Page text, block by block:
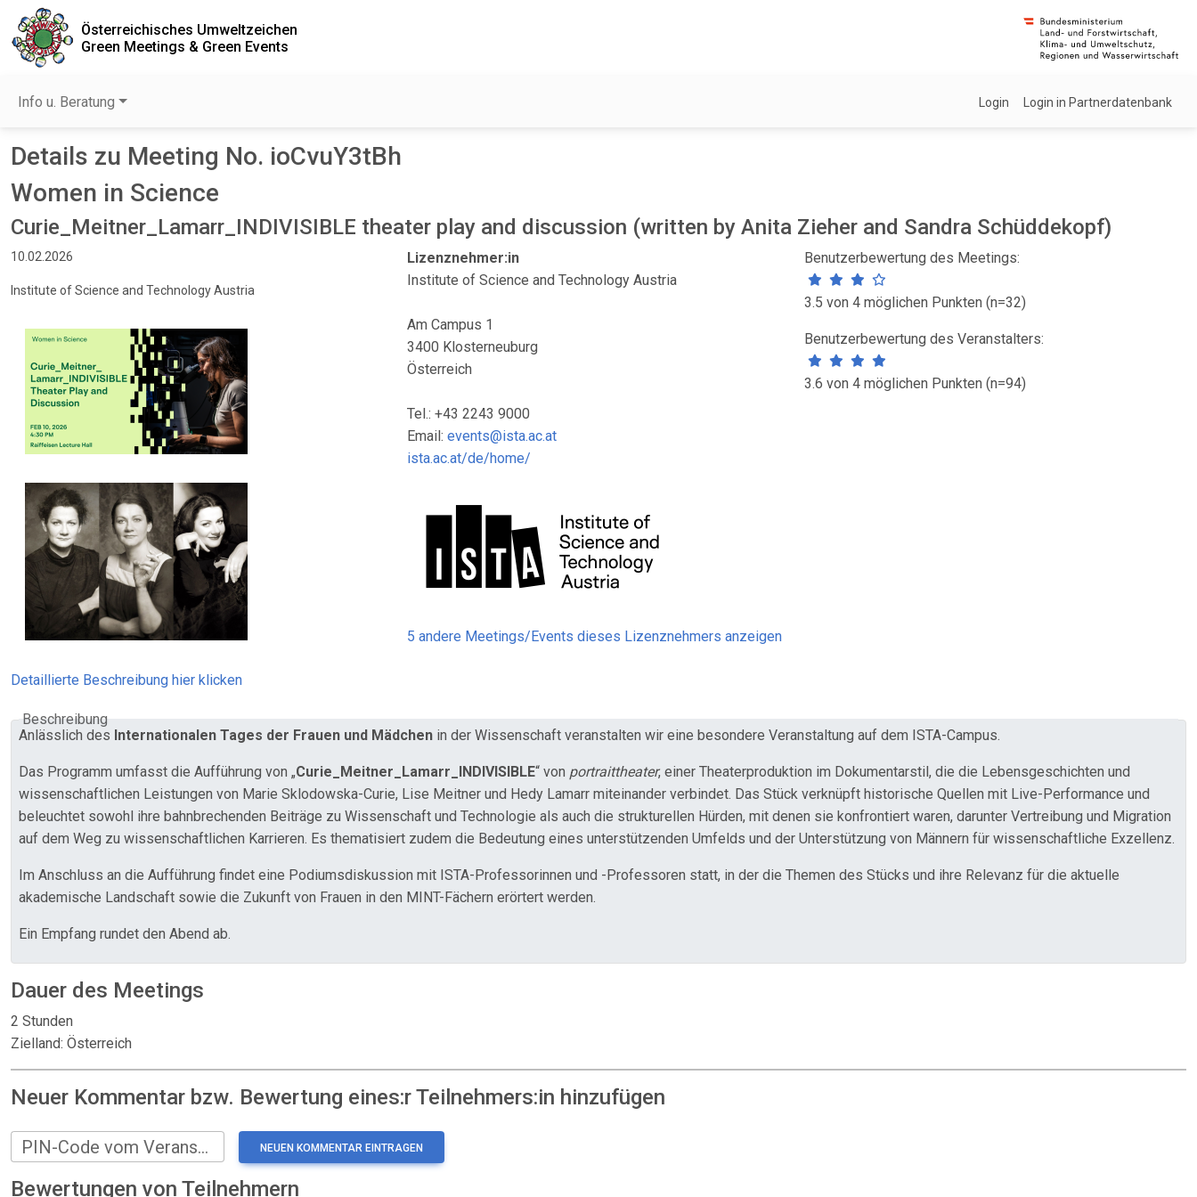
Österreichisches Umweltzeichen
Green Meetings & Green Events
Info u. Beratung Login Login in Partnerdatenbank
Details zu Meeting No. ioCvuY3tBh
Women in Science
Curie_Meitner_Lamarr_INDIVISIBLE theater play and discussion (written by Anita Zieher and Sandra Schüddekopf)
10.02.2026
Institute of Science and Technology Austria
Detaillierte Beschreibung hier klicken
Lizenznehmer:in
Institute of Science and Technology Austria
Am Campus 1
3400 Klosterneuburg
Österreich
Tel.: +43 2243 9000
Email:events@ista.ac.at
ista.ac.at/de/home/
5 andere Meetings/Events dieses Lizenznehmers anzeigen
Benutzerbewertung des Meetings:
3.5 von 4 möglichen Punkten (n=32)
Benutzerbewertung des Veranstalters:
3.6 von 4 möglichen Punkten (n=94)
Beschreibung
Anlässlich des Internationalen Tages der Frauen und Mädchen in der Wissenschaft veranstalten wir eine besondere Veranstaltung auf dem ISTA-Campus.
Das Programm umfasst die Aufführung von „Curie_Meitner_Lamarr_INDIVISIBLE“ von portraittheater, einer Theaterproduktion im Dokumentarstil, die die Lebensgeschichten und
wissenschaftlichen Leistungen von Marie Sklodowska-Curie, Lise Meitner und Hedy Lamarr miteinander verbindet. Das Stück verknüpft historische Quellen mit Live-Performance und
beleuchtet sowohl ihre bahnbrechenden Beiträge zu Wissenschaft und Technologie als auch die strukturellen Hürden, mit denen sie konfrontiert waren, darunter Vertreibung und Migration
auf dem Weg zu wissenschaftlichen Karrieren. Es thematisiert zudem die Bedeutung eines unterstützenden Umfelds und der Unterstützung von Männern für wissenschaftliche Exzellenz.
Im Anschluss an die Aufführung findet eine Podiumsdiskussion mit ISTA-Professorinnen und -Professoren statt, in der die Themen des Stücks und ihre Relevanz für die aktuelle
akademische Landschaft sowie die Zukunft von Frauen in den MINT-Fächern erörtert werden.
Ein Empfang rundet den Abend ab.
Dauer des Meetings
2 Stunden
Zielland: Österreich
Neuer Kommentar bzw. Bewertung eines:r Teilnehmers:in hinzufügen
PIN-Code vom Veranstalter
Bewertungen von Teilnehmern